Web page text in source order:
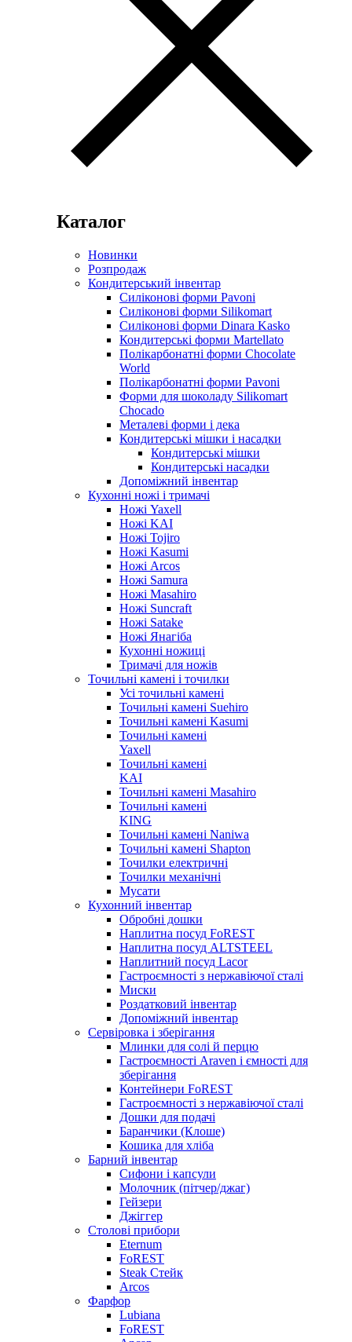
Каталог
Новинки
Розпродаж
Кондитерський інвентар
Силіконові форми Pavoni
Силіконові форми Silikomart
Силіконові форми Dinara Kasko
Кондитерські форми Martellato
Полікарбонатні форми Chocolate
World
Полікарбонатні форми Pavoni
Форми для шоколаду Silikomart
Chocado
Металеві форми і дека
Кондитерські мішки і насадки
Кондитерські мішки
Кондитерські насадки
Допоміжний інвентар
Кухонні ножі і тримачі
Ножі Yaxell
Ножі KAI
Ножі Tojiro
Ножі Kasumi
Ножі Arcos
Ножі Samura
Ножі Masahiro
Ножі Suncraft
Ножі Satake
Ножі Янагіба
Кухонні ножиці
Тримачі для ножів
Точильні камені і точилки
Усі точильні камені
Точильні камені Suehiro
Точильні камені Kasumi
Точильні камені
Yaxell
Точильні камені
KAI
Точильні камені Masahiro
Точильні камені
KING
Точильні камені Naniwa
Точильні камені Shapton
Точилки електричні
Точилки механічні
Мусати
Кухонний інвентар
Обробні дошки
Наплитна посуд FoREST
Наплитна посуд ALTSTEEL
Наплитний посуд Lacor
Гастроємності з нержавіючої сталі
Миски
Роздатковий інвентар
Допоміжний інвентар
Сервіровка і зберігання
Млинки для солі й перцю
Гастроємності Araven і ємності для
зберігання
Контейнери FoREST
Гастроємності з нержавіючої сталі
Дошки для подачі
Баранчики (Клоше)
Кошика для хліба
Барний інвентар
Сифони і капсули
Молочник (пітчер/джаг)
Гейзери
Джіггер
Столові прибори
Eternum
FoREST
Steak Стейк
Arcos
Фарфор
Lubiana
FoREST